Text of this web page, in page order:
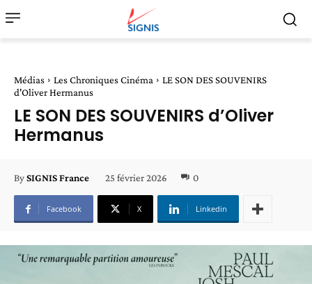
Médias Les Chroniques Cinéma
LE SON DES SOUVENIRS
d'Oliver Hermanus
LE SON DES SOUVENIRS d’Oliver
Hermanus
BySIGNIS France 25 février 2026 0
Facebook X Linkedin